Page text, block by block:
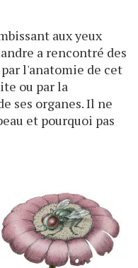
aux yeux
a rencontré des
l'anatomie de cet
ou par la
ses organes. Il ne
et pourquoi pas